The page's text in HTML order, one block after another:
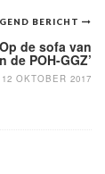
BERICHT
de sofa van
de POH-GGZ’
12 OKTOBER 2017